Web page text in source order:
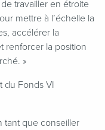
travailler en étroite
mettre à l’échelle la
accélérer la
renforcer la position
»
du Fonds VI
tant que conseiller